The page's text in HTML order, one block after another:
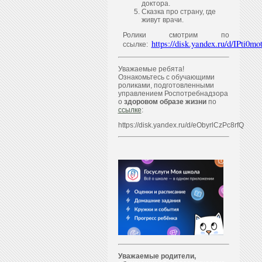
доктора.
Сказка про страну, где
живут врачи.
Ролики смотрим по
ссылке: https://disk.yandex.ru/d/
Уважаемые ребята!
Ознакомьтесь с обучающими
роликами, подготовленными
управлением Роспотребнадзора
о здоровом образе жизнипо
ссылке:
https://disk.yandex.ru/d/eObyrlCzPc8rfQ
Уважаемые родители,